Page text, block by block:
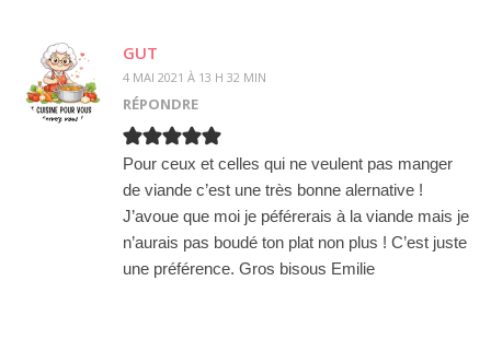
GUT
4 MAI 2021 À 13 H 32 MIN
RÉPONDRE
Pour ceux et celles qui ne veulent pas manger
de viande c’est une très bonne alernative !
J’avoue que moi je péférerais à la viande mais je
n’aurais pas boudé ton plat non plus ! C’est juste
une préférence. Gros bisous Emilie